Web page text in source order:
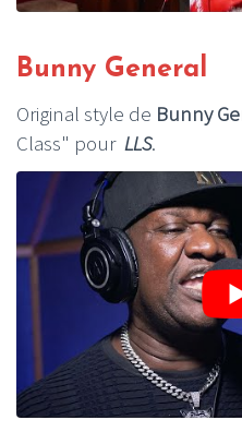
Bunny General
Original style de Bunny
Class" pour LLS.